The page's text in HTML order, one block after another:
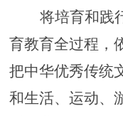
将培育和践
育教育全过程，
把中华优秀传统
和生活、运动、